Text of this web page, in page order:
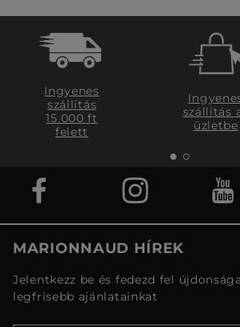
Ingyenes
szállítás
15.000 ft
felett
szállítás
üzletbe
MARIONNAUD HÍREK
Jelentkezz be és fedezd fel
legfrisebb ajánlatainkat